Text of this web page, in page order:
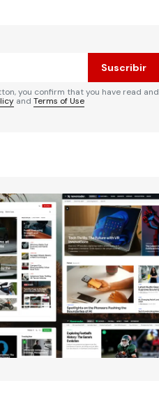
Suscribir
you confirm that you have read and
and Terms of Use